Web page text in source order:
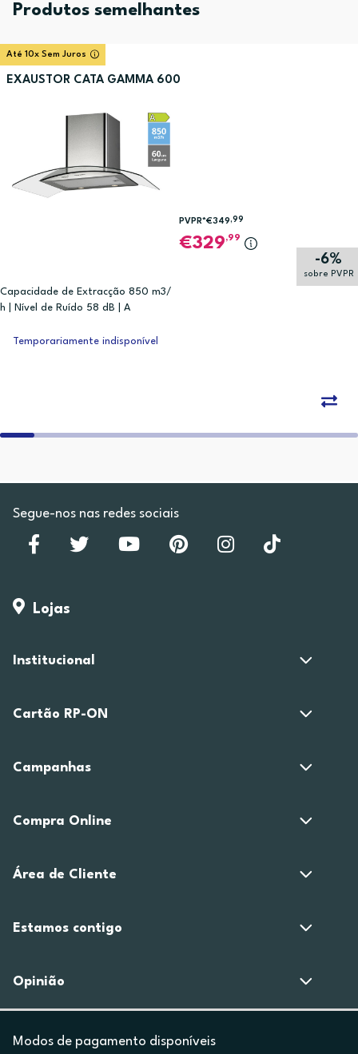
Produtos semelhantes
Até 10x Sem Juros
EXAUSTOR CATA GAMMA 600
Capacidade de Extracção 850 m3/
h | Nível de Ruído 58 dB | A
-6%
sobre PVPR
PVPR*€349,99
329,99
Temporariamente indisponível
Segue-nos nas redes sociais
Lojas
Institucional
Cartão RP-ON
Campanhas
Compra Online
Área de Cliente
Estamos contigo
Opinião
Modos de pagamento disponíveis